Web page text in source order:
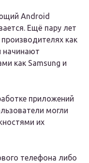
Android
Ещё пару лет
как
начинают
как Samsung и
приложений
могли
их
телефона либо